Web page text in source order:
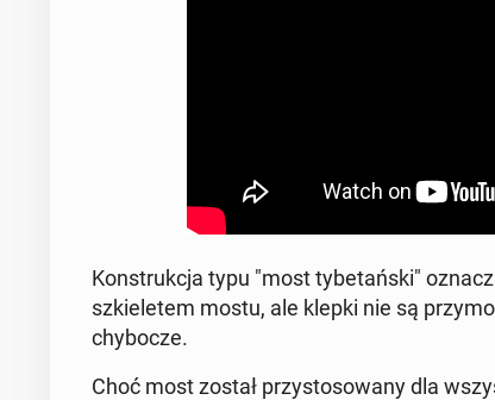
Kon­struk­cja typu "most ty­be­tań­ski"
szkie­le­tem mostu, ale klepki nie są
chy­bo­cze.
Choć most został przy­sto­so­wa­ny dla